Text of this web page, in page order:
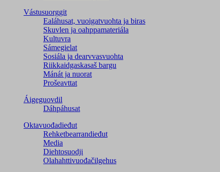
Vástusuorggit
Ealáhusat, vuoigatvuohta ja biras
Skuvlen ja oahppamateriála
Kultuvra
Sámegielat
Sosiála ja dearvvasvuohta
Riikkaidgaskasaš bargu
Mánát ja nuorat
Prošeavttat
Áigeguovdil
Dáhpáhusat
Oktavuođadieđut
Rehketbearrandieđut
Media
Diehtosuodji
Olahahttivuođačilgehus